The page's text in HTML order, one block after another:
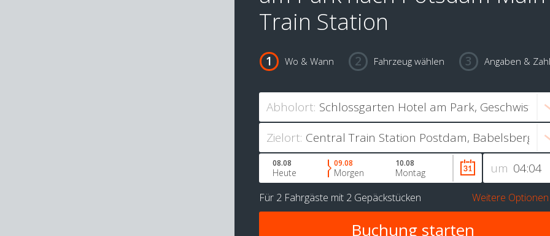
Train Station
Wo & Wann Fahrzeug wählen Angaben &
Abholort:
Zielort:
um
08.08
Heute
09.08
Morgen
10.08
Montag
Für 2 Fahrgäste mit 2 Gepäckstücken Weitere Optionen